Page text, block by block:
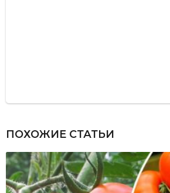
ПОХОЖИЕ СТАТЬИ